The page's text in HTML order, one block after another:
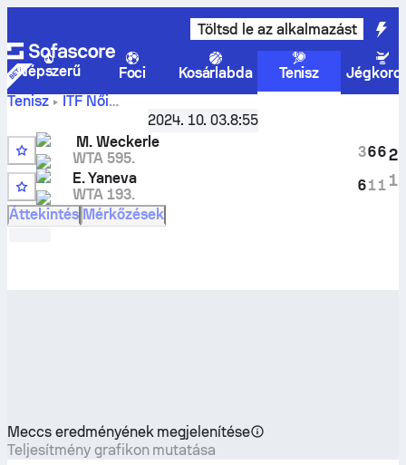
Töltsd le az alkalmazást
Népszerű Foci Kosárlabda Tenisz
Tenisz
ITF Női
Slovakia 06, Women Singles,Nyolcaddöntő
Weckerle
vs Elizara Yaneva
eredmények
2024. 10. 03.8:55
4
M. Weckerle
WTA 595.
E. Yaneva
WTA 193.
3
6
6
1
6
1
2
1
Áttekintés Mérkőzések
Meccs eredményének megjelenítése
Teljesítmény grafikon mutatása